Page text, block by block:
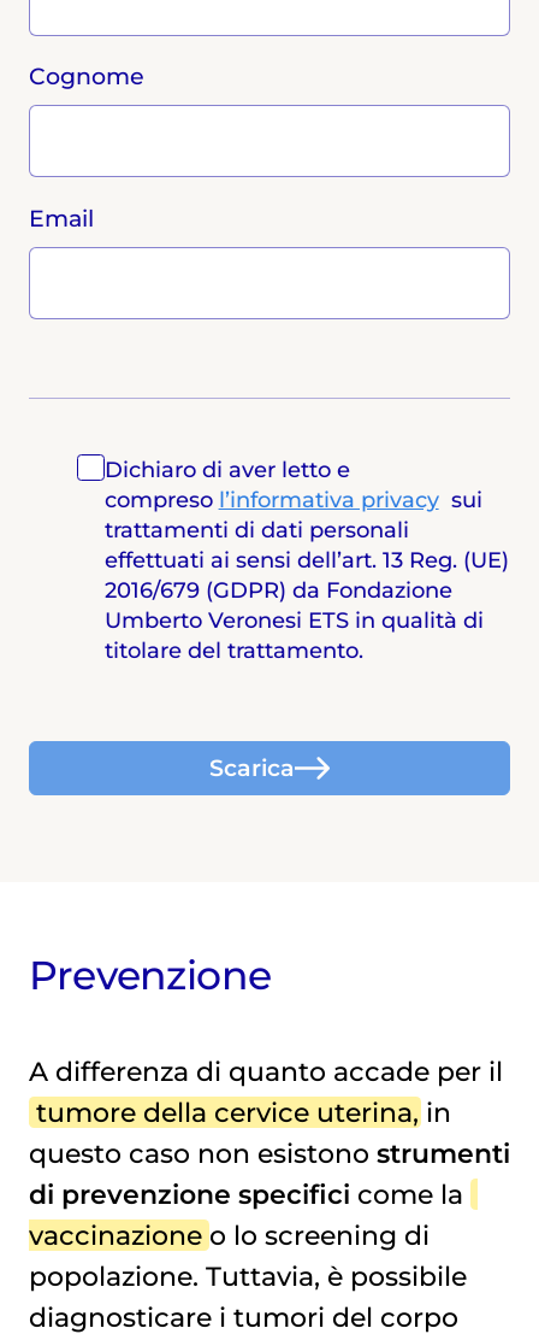
Cognome
Email
Dichiaro di aver letto e
compreso l’informativa privacysui
trattamenti di dati personali
effettuati ai sensi dell’art. 13 Reg. (UE)
2016/679 (GDPR) da Fondazione
Umberto Veronesi ETS in qualità di
titolare del trattamento.
Scarica
Prevenzione
A differenza di quanto accade per il
tumore della cervice uterina, in
questo caso non esistono strumenti
di prevenzione specifici come la
vaccinazioneo lo screening di
popolazione. Tuttavia, è possibile
diagnosticare i tumori del corpo